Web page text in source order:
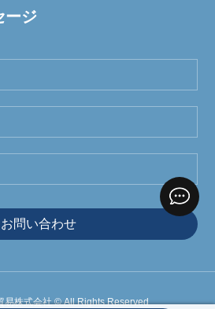
ージ
お問い合わせ
易株式会社©All Rights Reserved